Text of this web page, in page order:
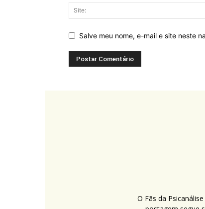
Salve meu nome, e-mail e site neste
O Fãs da